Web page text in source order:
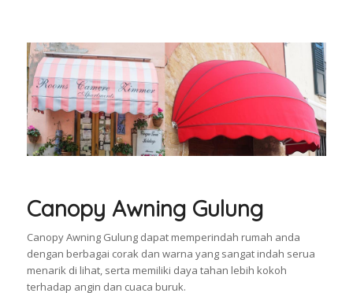
Canopy Awning Gulung
Canopy Awning Gulung dapat memperindah rumah anda
dengan berbagai corak dan warna yang sangat indah serua
menarik di lihat, serta memiliki daya tahan lebih kokoh
terhadap angin dan cuaca buruk.